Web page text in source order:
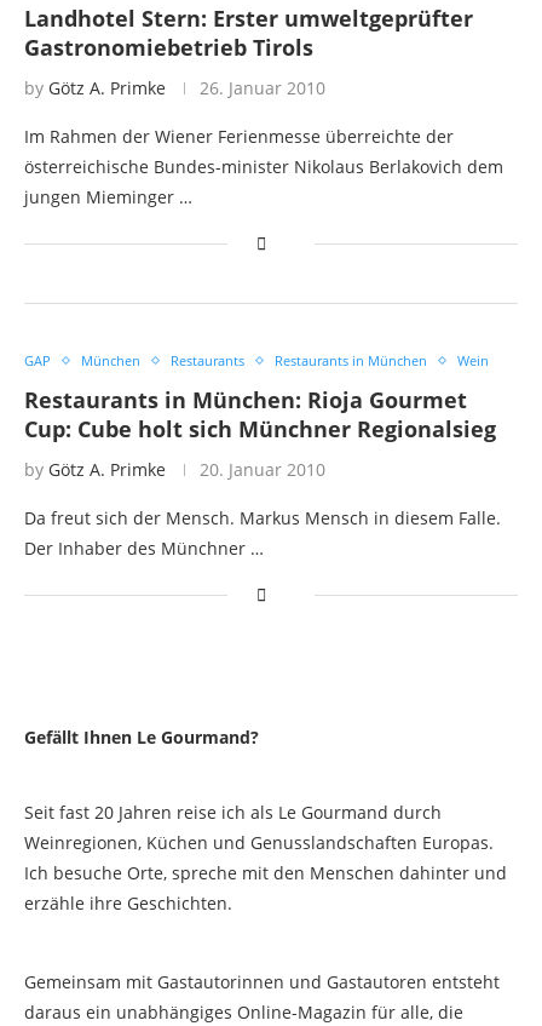
Landhotel Stern: Erster umweltgeprüfter
Gastronomiebetrieb Tirols
by Götz A. Primke 26. Januar 2010
Im Rahmen der Wiener Ferienmesse überreichte der
österreichische Bundes-minister Nikolaus Berlakovich dem
jungen Mieminger …
GAP München Restaurants Restaurants in München Wein
Restaurants in München: Rioja Gourmet
Cup: Cube holt sich Münchner Regionalsieg
by Götz A. Primke 20. Januar 2010
Da freut sich der Mensch. Markus Mensch in diesem Falle.
Der Inhaber des Münchner …
Gefällt Ihnen Le Gourmand?
Seit fast 20 Jahren reise ich als Le Gourmand durch
Weinregionen, Küchen und Genusslandschaften Europas.
Ich besuche Orte, spreche mit den Menschen dahinter und
erzähle ihre Geschichten.
Gemeinsam mit Gastautorinnen und Gastautoren entsteht
daraus ein unabhängiges Online-Magazin für alle, die